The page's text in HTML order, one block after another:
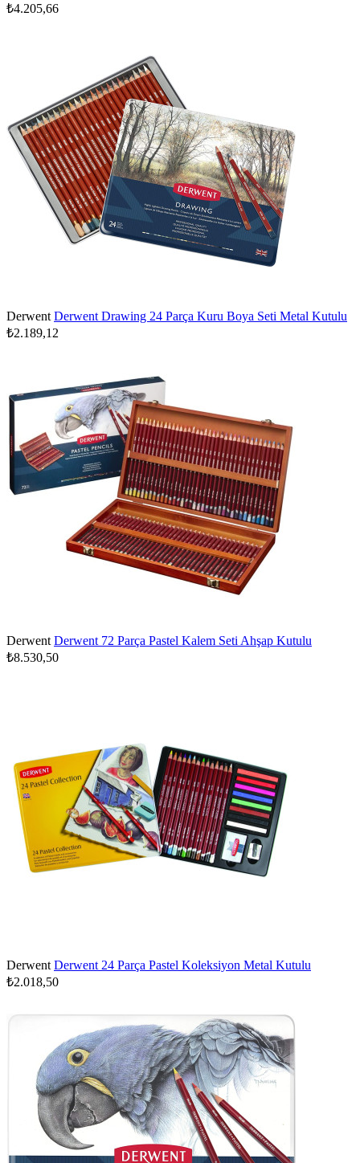
₺4.205,66
Derwent Derwent Drawing 24 Parça Kuru Boya Seti Metal Kutulu
₺2.189,12
Derwent Derwent 72 Parça Pastel Kalem Seti Ahşap Kutulu
₺8.530,50
Derwent Derwent 24 Parça Pastel Koleksiyon Metal Kutulu
₺2.018,50